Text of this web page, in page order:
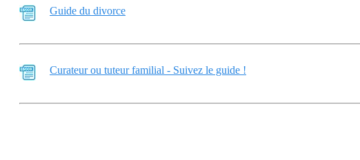
Guide du divorce
Curateur ou tuteur familial - Suivez le guide !